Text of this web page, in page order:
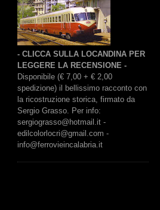
- CLICCA SULLA LOCANDINA PER
LEGGERE LA RECENSIONE -
Disponibile (€ 7,00 + € 2,00
spedizione) il bellissimo racconto con
la ricostruzione storica, firmato da
Sergio Grasso. Per info:
sergiograsso@hotmail.it -
edilcolorlocri@gmail.com -
info@ferrovieincalabria.it